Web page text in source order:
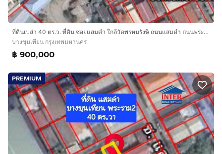
ที่ดินเปล่า 40 ตร.ว. ที่ดิน ซอยแสมดำ ใกล้วัดพรหมรังษี ถนนแสมดำ ถนนพระราม2 ถนนบางขุนเทียน เขตบางขุนเทียน กรุงเทพมหานคร
บางขุนเทียน กรุงเทพมหานคร
฿ 900,000
PREMIUM